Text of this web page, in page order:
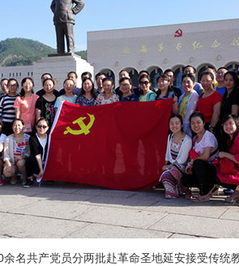
共产党员分两批赴革命圣地延安接受传统